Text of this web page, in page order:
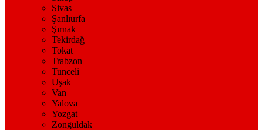
Sivas
Şanlıurfa
Şırnak
Tekirdağ
Tokat
Trabzon
Tunceli
Uşak
Van
Yalova
Yozgat
Zonguldak